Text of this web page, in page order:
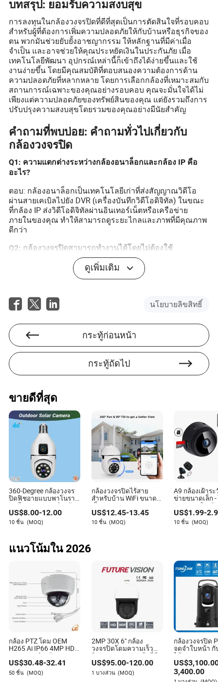
บทสรุป: ยอมรับความสงบสุข
การลงทุนในกล้องวงจรปิดที่ดีที่สุดเป็นการตัดสินใจที่รอบคอบ
สำหรับผู้ที่ต้องการเพิ่มความปลอดภัยให้กับบ้านหรือธุรกิจของ
ตน พวกมันช่วยยับยั้งอาชญากรรม ให้หลักฐานที่มีค่าเมื่อ
จำเป็น และอาจช่วยให้คุณประหยัดเงินในประกันภัย เมื่อ
เทคโนโลยีพัฒนา อุปกรณ์เหล่านี้ก็เข้าถึงได้ง่ายขึ้นและใช้
งานง่ายขึ้น โดยมีคุณสมบัติที่ตอบสนองความต้องการด้าน
ความปลอดภัยที่หลากหลาย โดยการเลือกกล้องที่เหมาะสมกับ
สถานการณ์เฉพาะของคุณอย่างรอบคอบ คุณจะมั่นใจได้ไม่
เพียงแต่ความปลอดภัยของทรัพย์สินของคุณ แต่ยังรวมถึงการ
ปรับปรุงความสงบสุขโดยรวมของคุณอย่างมีนัยสำคัญ
คำถามที่พบบ่อย: คำถามทั่วไปเกี่ยวกับ
กล้องวงจรปิด
Q1: ความแตกต่างระหว่างกล้องอนาล็อกและกล้อง IP คือ
อะไร?
ตอบ: กล้องอนาล็อกเป็นเทคโนโลยีเก่าที่ส่งสัญญาณวิดีโอ
ผ่านสายเคเบิลไปยัง DVR (เครื่องบันทึกวิดีโอดิจิทัล) ในขณะ
ที่กล้อง IP ส่งวิดีโอดิจิทัลผ่านอินเทอร์เน็ตหรือเครือข่าย
ภายในของคุณ ทำให้สามารถดูระยะไกลและภาพที่มีคุณภาพ
ดีกว่า
Q2: กล้องวงจรปิดสามารถทำงานได้โดยไม่ต้องใช้
ตอบ: ใช่ กล้องหลายรุ่นสามารถทำงานได้โดยไม่ต้องใช้
อย่างไรก็ตาม พวกมันต้องการการเชื่อมต่ออินเทอร์เน็ต
สำหรับการดูระยะไกลและคุณสมบัติบางอย่างที่มีความ
Q3: ฉันต้องการกล้องวงจรปิดกี่ตัวสำหรับบ้านของฉัน?
ตอบ: จำนวนกล้องที่ต้องการขึ้นอยู่กับขนาดของทรัพย์สินของ
คุณและพื้นที่ที่คุณต้องการตรวจสอบ การติดตั้งทั่วไปสำหรับ
บ้านขนาดเล็กอาจรวมถึงกล้องที่จุดทางเข้าเช่นประตูและ
Q4: กล้องไร้สายมีความน่าเชื่อถือเท่ากับกล้องแบบมีสายหรือ
ไม่?
ตอบ: กล้องไร้สายสะดวกและโดยทั่วไปมีความน่าเชื่อถือ
แม้ว่าพวกมันอาจมีปัญหาการรบกวนสัญญาณ กล้องแบบมี
สายมักให้ภาพที่สม่ำเสมอกว่าโดยไม่มีความเสี่ยงจากการ
รบกวนแบบไร้สาย
Q5: กล้องกลางแจ้งสามารถทำงานในสภาพอากาศที่รุนแรง
ตอบ: ใช่ กล้องวงจรปิดกลางแจ้งหลายรุ่นถูกออกแบบมาให้
ทนทานต่อสภาพอากาศที่รุนแรง ด้วยคุณสมบัติเช่น ตัวเครื่อง
กันน้ำและทนต่ออุณหภูมิ ควรตรวจสอบคุณสมบัติเหล่านี้ก่อน
Avah Delacruz
ผู้เขียน
อาวาห์ เดอลาครูซ เป็นนักเขียนที่มีความเชี่ยวชาญใน
อุตสาหกรรมความปลอดภัยและการป้องกัน ด้วยความมุ่ง
มั่นในการประเมินเงื่อนไขการรับประกันของผู้จัด
จำหน่ายและนโยบายการคืนสินค้า อาวาห์ทุ่มเทเพื่อ
ป้องกันปัญหาที่อาจเกิดขึ้นและรับรองการปกป้องที่ดีที่สุด
ดูเพิ่มเติม
นโยบายลิขสิทธิ์
กระทู้ก่อนหน้า
กระทู้ถัดไป
ขายดีที่สุด
360-Degree กล้องวงจร
ปิดฟิชอายแบบพาโนรา
มา ไฟ LED WiFi สำหรับ
ความปลอดภัยในบ้าน
US$8.00-12.00
10 ชิ้น (MOQ)
กล้องวงจรปิดไร้สาย
สำหรับบ้าน WiFi ขนาด
เล็ก 2MP 2K 1080P HD
PTZ มองกลางคืน บันทึก
วิดีโอ SD การถ่ายภาพ
เครือข่ายอัจฉริยะ ระบบ
US$12.45-13.45
10 ชิ้น (MOQ)
A9 กล้องเฝ้าระ
ข่ายขนาดเล็ก -
1080P, กล้อง
ปลอดภัยเครือ
เหล็กติดตั้ง, ก
เล็กสำหรับบ้า
US$1.99-
10 ชิ้น (MOQ)
แนวโน้มใน 2026
กล้อง PTZ โดม OEM
H265 Ai IP66 4MP HD
Ai Poe Pi สำหรับการ
ตรวจสอบความปลอดภัย,
กล้อง CCTV ขนาดเล็กที่
ซ่อนอยู่ ผลิตโดย Hik และ
US$30.48-32.41
50 ชิ้น (MOQ)
2MP 30X 6" กล้อง
วงจรปิดโดมความเร็ว
อินฟราเรดกลางแจ้งที่มี
การถ่ายภาพความร้อน
US$95.00-120.00
1 บางส่วน (MOQ)
กล้องวงจรปิด
จดจำใบหน้า
ได้ 360 องศา
WiFi สำหรับใช้
ภายนอก สตาร์
ฉุกเฉิน 4G 360
US$
3,400.00